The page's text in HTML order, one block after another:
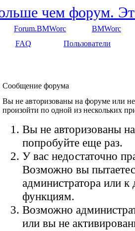
Forum.BMWorc
BMWorc
FAQ Пользователи
Сообщение форума
Вы не авторизованы на форуме или
произойти по одной из нескольких
Вы не авторизованы
попробуйте еще раз.
У вас недостаточно
Возможно вы
администратора или
функциям.
Возможно
или вы не